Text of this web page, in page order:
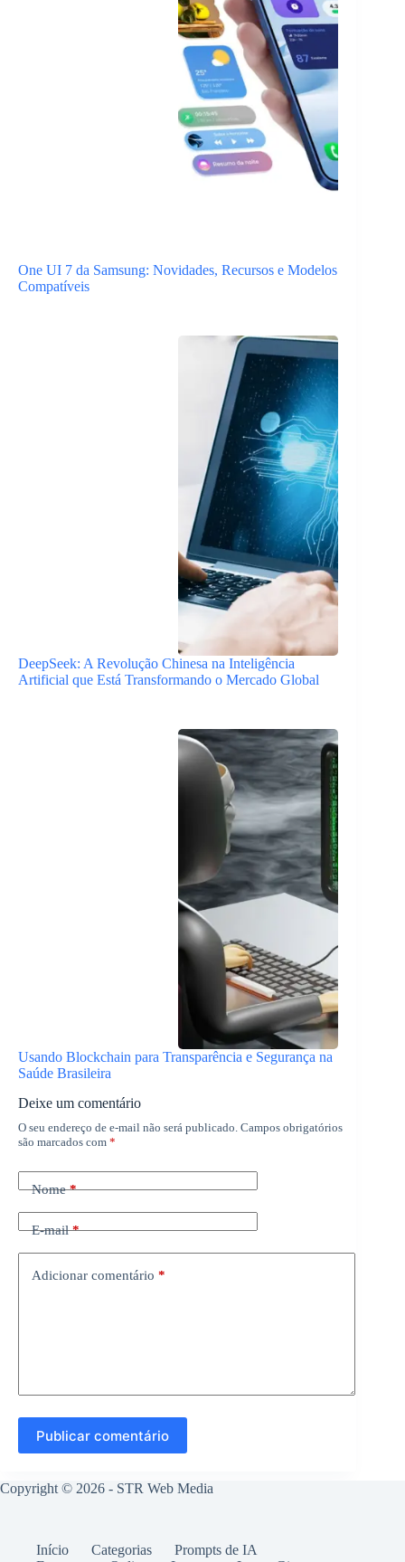
One UI 7 da Samsung: Novidades, Recursos e Modelos
Compatíveis
DeepSeek: A Revolução Chinesa na Inteligência
Artificial que Está Transformando o Mercado Global
Usando Blockchain para Transparência e Segurança na
Saúde Brasileira
Deixe um comentário
O seu endereço de e-mail não será publicado. Campos obrigatórios
são marcados com *
Nome*
E-mail*
Adicionar comentário *
Publicar comentário
Copyright © 2026 - STR Web Media
Início Categorias
Prompts de IA